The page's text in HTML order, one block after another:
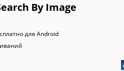
By Image
для Android